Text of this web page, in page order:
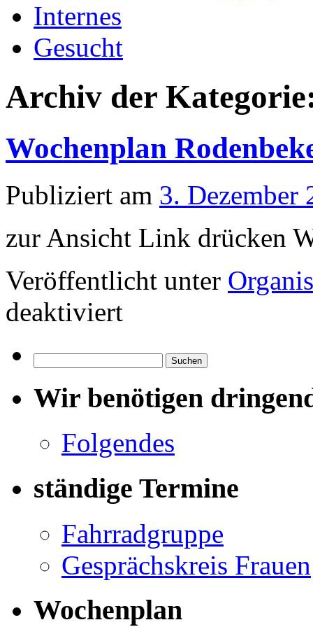
Internes
Gesucht
Archiv der
Wochenplan
Publiziert am 3. Dezember
zur Ansicht Link drücken
Veröffentlicht unter
deaktiviert
nach:
Wir benötigen
Folgendes
ständige Termine
Fahrradgruppe
Gesprächskreis Frauen
Wochenplan